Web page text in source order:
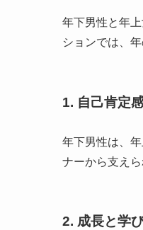
年下男性と年
ションでは、
1. 自己肯定
年下男性は、
ナーから支え
2. 成長と学